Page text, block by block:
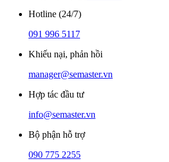
Hotline (24/7)
091 996 5117
Khiếu nại, phản hồi
manager@semaster.vn
Hợp tác đầu tư
info@semaster.vn
Bộ phận hỗ trợ
090 775 2255